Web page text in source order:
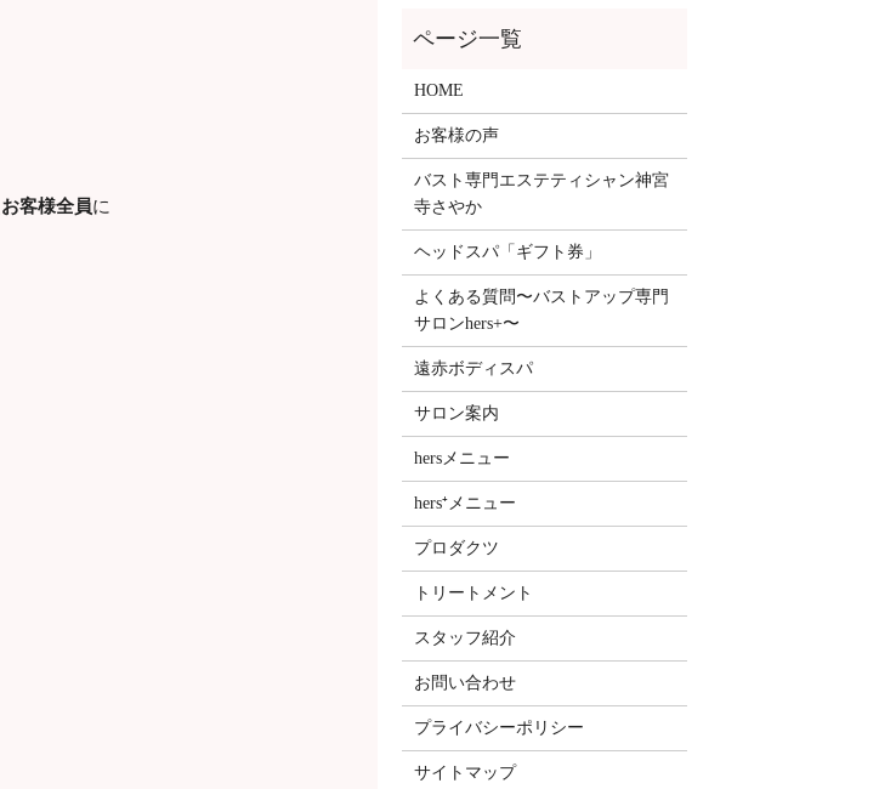
お客様全員に
HOME
お客様の声
バスト専門エステティシャン神宮
寺さやか
ヘッドスパ「ギフト券」
よくある質問〜バストアップ専門
サロンhers+〜
遠赤ボディスパ
サロン案内
hersメニュー
hers⁺メニュー
プロダクツ
トリートメント
スタッフ紹介
お問い合わせ
プライバシーポリシー
サイトマップ